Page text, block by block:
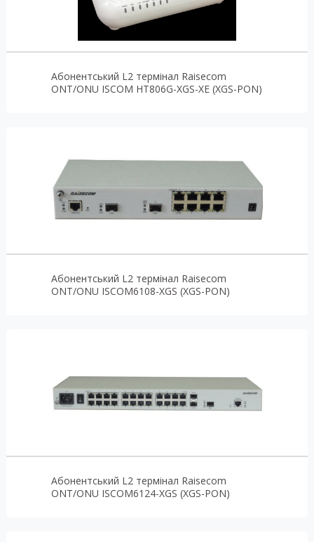
Абонентський L2 термінал Raisecom
ONT/ONU ISCOM HT806G-XGS-XE (XGS-PON)
Абонентський L2 термінал Raisecom
ONT/ONU ISCOM6108-XGS (XGS-PON)
Абонентський L2 термінал Raisecom
ONT/ONU ISCOM6124-XGS (XGS-PON)